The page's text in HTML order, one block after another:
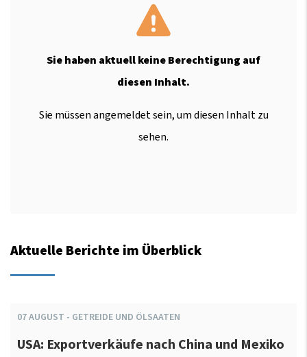
Sie haben aktuell keine Berechtigung auf
diesen Inhalt.
Sie müssen angemeldet sein, um diesen Inhalt zu
sehen.
Aktuelle Berichte im Überblick
07AUGUST - GETREIDE UND ÖLSAATEN
USA: Exportverkäufe nach China und Mexiko